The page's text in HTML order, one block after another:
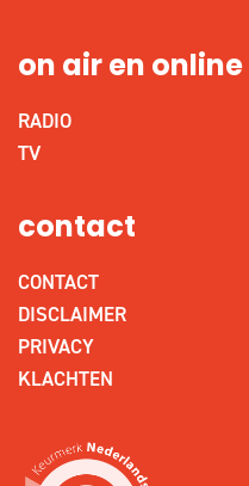
on air en online
RADIO
TV
contact
CONTACT
DISCLAIMER
PRIVACY
KLACHTEN